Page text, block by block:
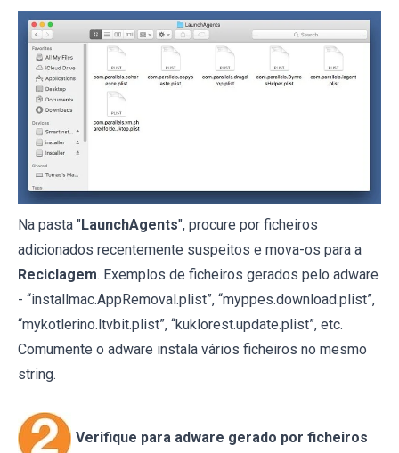
Na pasta "LaunchAgents", procure por ficheiros
adicionados recentemente suspeitos e mova-os para a
Reciclagem. Exemplos de ficheiros gerados pelo adware
- “installmac.AppRemoval.plist”, “myppes.download.plist”,
“mykotlerino.ltvbit.plist”, “kuklorest.update.plist”, etc.
Comumente o adware instala vários ficheiros no mesmo
string.
Verifique para adware gerado por ficheiros